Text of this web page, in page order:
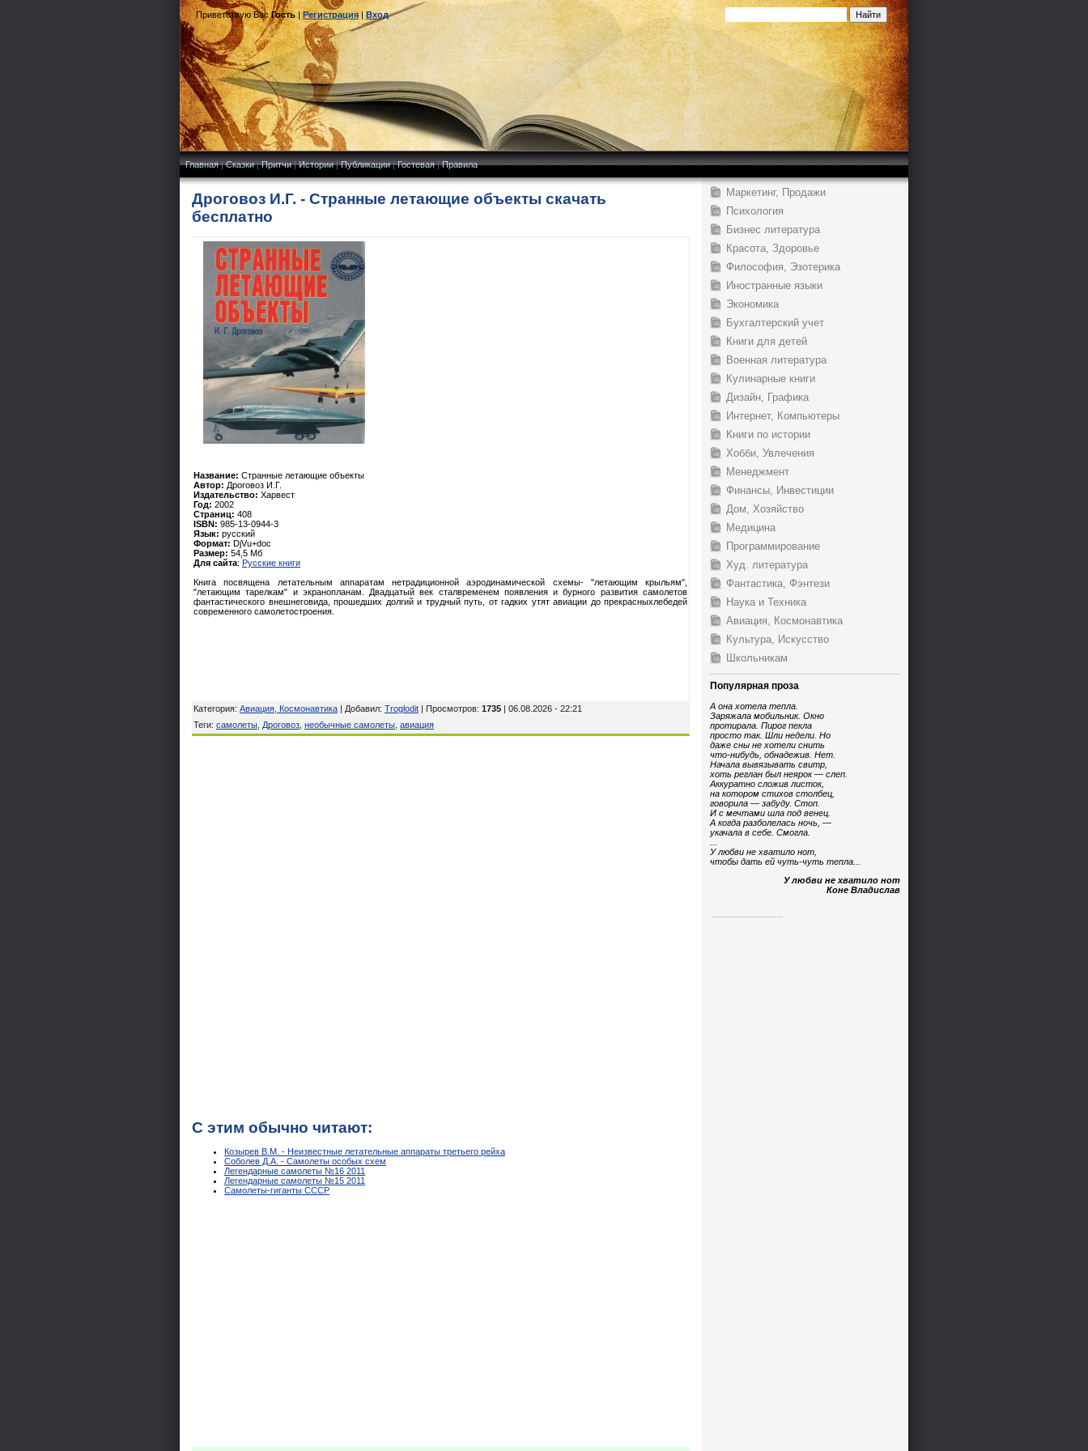
Приветствую Вас Гость|Регистрация|Вход
Главная|Сказки|Притчи|Истории|Публикации|Гостевая|Правила
Дроговоз И.Г. - Странные летающие объекты скачать
бесплатно
Название: Странные летающие объекты
Автор: Дроговоз И.Г.
Издательство: Харвест
Год: 2002
Страниц: 408
ISBN: 985-13-0944-3
Язык: русский
Формат: DjVu+doc
Размер: 54,5 Мб
Для сайта: Русские книги
Книга посвящена летательным аппаратам нетрадиционной аэродинамической схемы- "летающим крыльям",
"летающим тарелкам" и экранопланам. Двадцатый век сталвременем появления и бурного развития самолетов
фантастического внешнеговида, прошедших долгий и трудный путь, от гадких утят авиации до прекрасныхлебедей
современного самолетостроения.
Категория: Авиация, Космонавтика | Добавил: Troglodit | Просмотров: 1735 | 06.08.2026 - 22:21
Теги: самолеты Дроговоз необычные самолеты авиация
С этим обычно читают:
Козырев В.М. - Неизвестные летательные аппараты третьего рейха
Соболев Д.А. - Самолеты особых схем
Легендарные самолеты №16 2011
Легендарные самолеты №15 2011
Самолеты-гиганты СССР
Маркетинг, Продажи
Психология
Бизнес литература
Красота, Здоровье
Философия, Эзотерика
Иностранные языки
Экономика
Бухгалтерский учет
Книги для детей
Военная литература
Кулинарные книги
Дизайн, Графика
Интернет, Компьютеры
Книги по истории
Хобби, Увлечения
Менеджмент
Финансы, Инвестиции
Дом, Хозяйство
Медицина
Программирование
Худ. литература
Фантастика, Фэнтези
Наука и Техника
Авиация, Космонавтика
Культура, Искусство
Школьникам
Популярная проза
А она хотела тепла.
Заряжала мобильник. Окно
протирала. Пирог пекла
просто так. Шли недели. Но
даже сны не хотели снить
что-нибудь, обнадежив. Нет.
Начала вывязывать свитр,
хоть реглан был неярок — слеп.
Аккуратно сложив листок,
на котором стихов столбец,
говорила — забуду. Стоп.
И с мечтами шла под венец.
А когда разболелась ночь, —
укачала в себе. Смогла.
У любви не хватило нот,
чтобы дать ей чуть-чуть тепла...
У любви не хватило нот
Коне Владислав